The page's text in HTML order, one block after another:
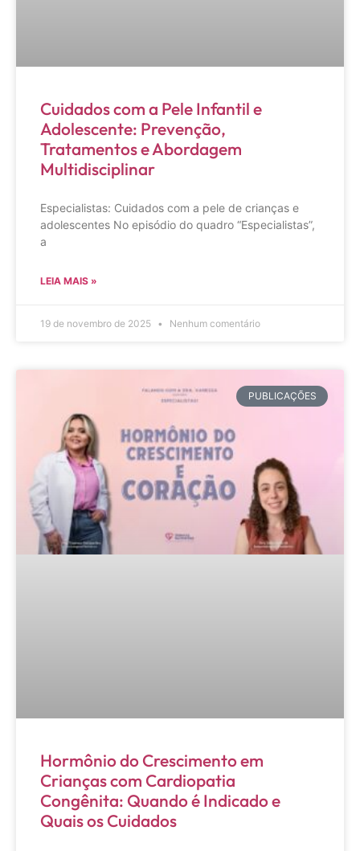
Cuidados com a Pele Infantil e
Adolescente: Prevenção,
Tratamentos e Abordagem
Multidisciplinar
Especialistas: Cuidados com a pele de crianças e
adolescentes No episódio do quadro “Especialistas”,
a
LEIA MAIS »
19 de novembro de 2025 Nenhum comentário
PUBLICAÇÕES
Hormônio do Crescimento em
Crianças com Cardiopatia
Congênita: Quando é Indicado e
Quais os Cuidados